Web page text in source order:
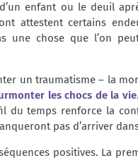
enfant ou le deuil
attestent certains
une chose que l’on
un traumatisme – la
les chocs de la vie
du temps renforce la
pas d’arriver dans
positives. La